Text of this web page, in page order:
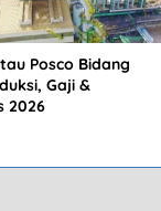
Posco Bidang
Gaji &
2026